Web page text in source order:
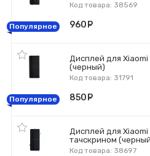
Код товара: 38569
Популярное 960
Дисплей для Xiaomi
(черный)
Код товара: 31791
Популярное 850
Дисплей для Xiaomi
тачскрином
Код товара: 38697